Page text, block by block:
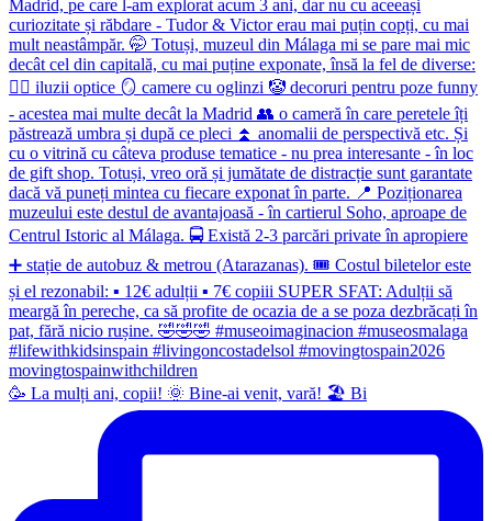
🥳 La mulți ani, copii! 🌞 Bine-ai venit, vară! 🏖 Bi